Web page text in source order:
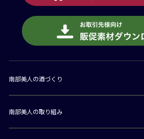
南部美人の酒づくり
南部美人の取り組み